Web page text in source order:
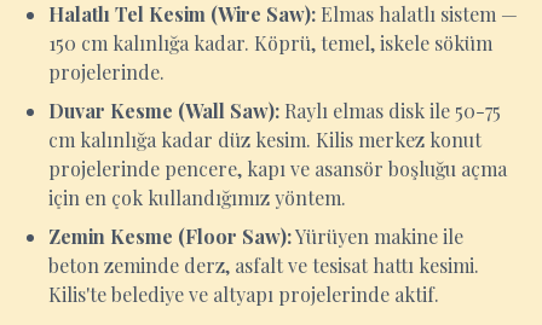
Halatlı Tel Kesim (Wire Saw): Elmas halatlı sistem —
150 cm kalınlığa kadar. Köprü, temel, iskele söküm
projelerinde.
Duvar Kesme (Wall Saw): Raylı elmas disk ile 50-75
cm kalınlığa kadar düz kesim. Kilis merkez konut
projelerinde pencere, kapı ve asansör boşluğu açma
için en çok kullandığımız yöntem.
Zemin Kesme (Floor Saw):Yürüyen makine ile
beton zeminde derz, asfalt ve tesisat hattı kesimi.
Kilis'te belediye ve altyapı projelerinde aktif.